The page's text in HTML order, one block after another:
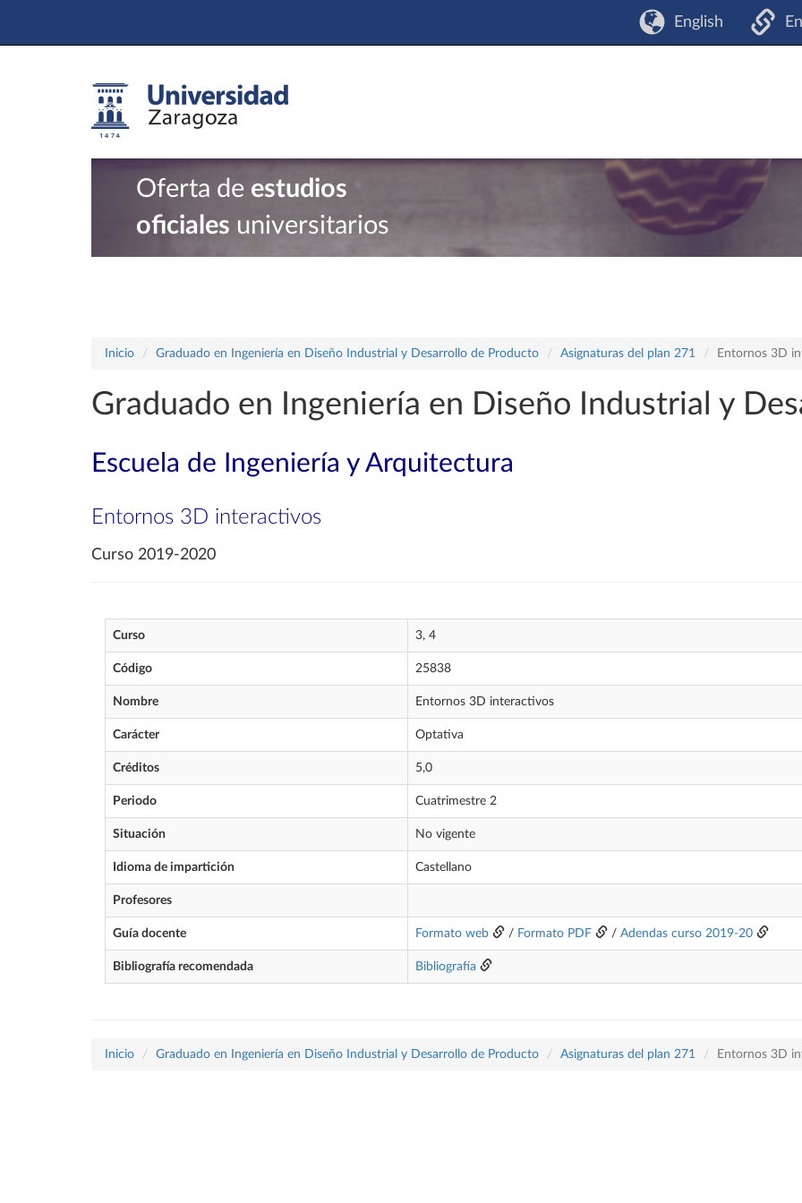
English
Oferta de estudios
oficiales universitarios
Inicio Graduado en Ingeniería en Diseño Industrial y Desarrollo de Producto Asignaturas del plan 271 Entornos 3D
Graduado en Ingeniería en Diseño Industrial y
Escuela de Ingeniería y Arquitectura
Entornos 3D interactivos
Curso 2019-2020
Curso 3, 4
Código 25838
Nombre Entornos 3D interactivos
Carácter Optativa
Créditos 5,0
Periodo Cuatrimestre 2
Situación No vigente
Idioma de impartición Castellano
Profesores
Guía docente Formato web / Formato PDF / Adendas curso 2019-20
Bibliografía recomendada Bibliografía
Inicio Graduado en Ingeniería en Diseño Industrial y Desarrollo de Producto Asignaturas del plan 271 Entornos 3D